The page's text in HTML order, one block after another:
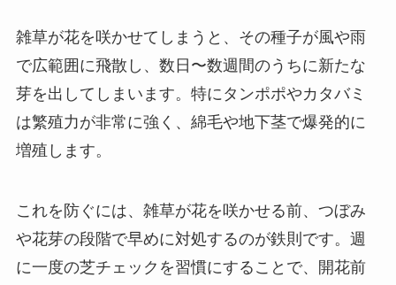
雑草が花を咲かせてしまうと、その種子が風や雨
で広範囲に飛散し、数日〜数週間のうちに新たな
芽を出してしまいます。特にタンポポやカタバミ
は繁殖力が非常に強く、綿毛や地下茎で爆発的に
増殖します。
これを防ぐには、雑草が花を咲かせる前、つぼみ
や花芽の段階で早めに対処するのが鉄則です。週
に一度の芝チェックを習慣にすることで、開花前